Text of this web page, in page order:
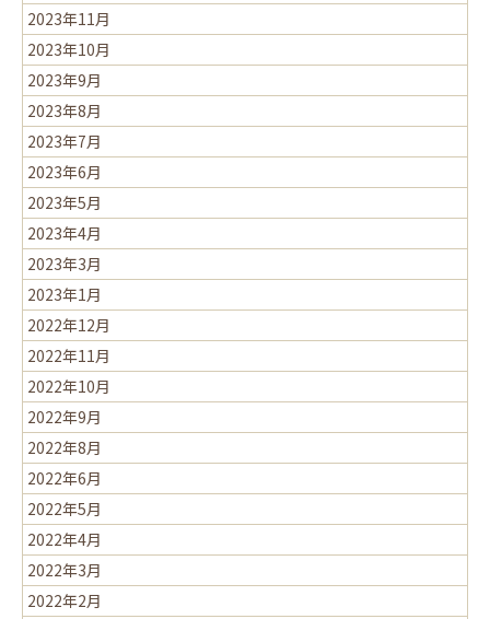
2023年11月
2023年10月
2023年9月
2023年8月
2023年7月
2023年6月
2023年5月
2023年4月
2023年3月
2023年1月
2022年12月
2022年11月
2022年10月
2022年9月
2022年8月
2022年6月
2022年5月
2022年4月
2022年3月
2022年2月